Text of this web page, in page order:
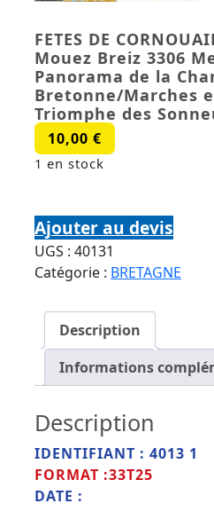
FETES DE
Mouez Breiz 3306
Panorama de la
Bretonne/Marches
Triomphe des
10,00 €
1 en stock
Mouez Breiz 3306 Messe
la Chanson Bretonne/
Triomphe des Sonneurs
Ajouter au devis
UGS : 40131
Catégorie : BRETAGNE
Description
Informations
Description
IDENTIFIANT : 4013 1
FORMAT :33T25
DATE :